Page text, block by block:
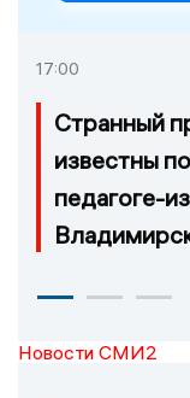
17:00
Странный
известны
педагоге-
Новости СМИ2